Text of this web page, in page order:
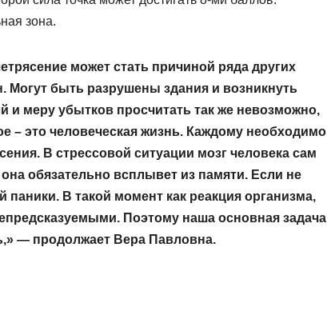
зона.
может стать причиной ряда других
Могут быть разрушены здания и возникнуть
меру убытков просчитать так же невозможно,
– это человеческая жизнь. Каждому необходимо
В стрессовой ситуации мозг человека сам
обязательно всплывет из памяти. Если не
В такой момент как реакция организма,
Поэтому наша основная задача
— продолжает Вера Павловна.